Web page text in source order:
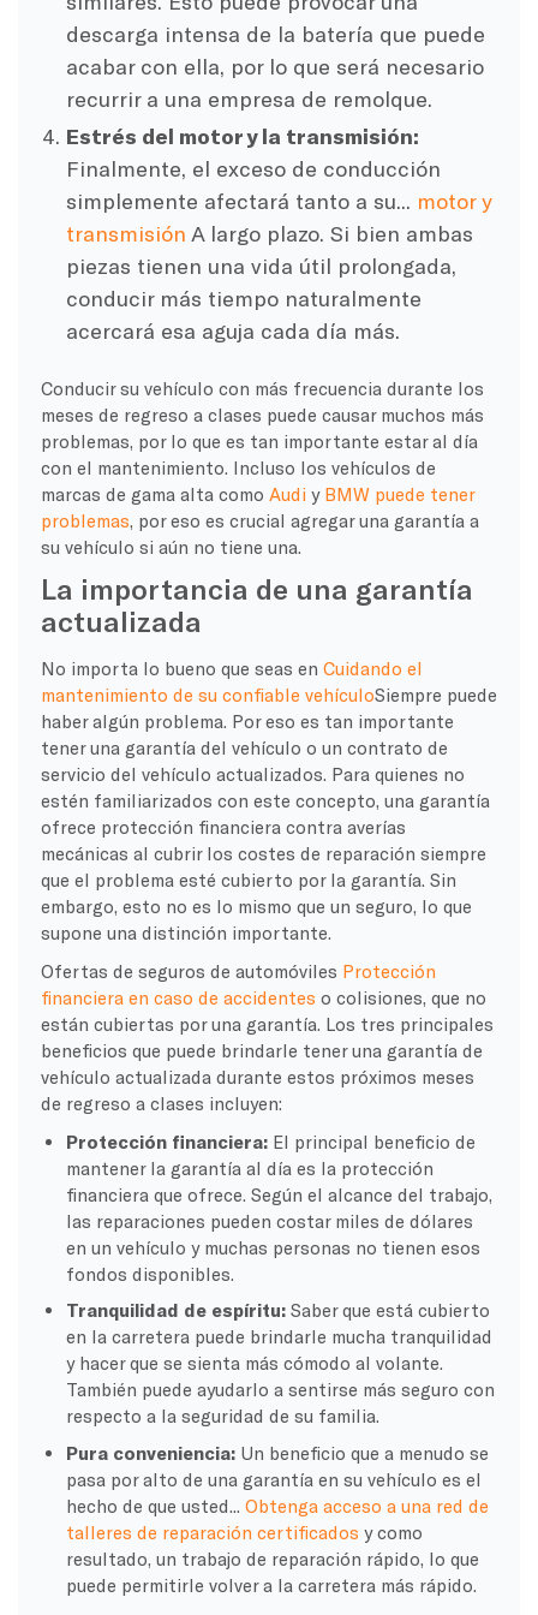
descarga intensa de la batería que puede
acabar con ella, por lo que será necesario
recurrir a una empresa de remolque.
Estrés del motor y la transmisión:
Finalmente, el exceso de conducción
simplemente afectará tanto a su... motor y
transmisión A largo plazo. Si bien ambas
piezas tienen una vida útil prolongada,
conducir más tiempo naturalmente
acercará esa aguja cada día más.
Conducir su vehículo con más frecuencia durante los
meses de regreso a clases puede causar muchos más
problemas, por lo que es tan importante estar al día
con el mantenimiento. Incluso los vehículos de
marcas de gama alta como Audi y BMW puede tener
problemas , por eso es crucial agregar una garantía a
su vehículo si aún no tiene una.
La importancia de una garantía
actualizada
No importa lo bueno que seas en Cuidando el
mantenimiento de su confiable vehículoSiempre puede
haber algún problema. Por eso es tan importante
tener una garantía del vehículo o un contrato de
servicio del vehículo actualizados. Para quienes no
estén familiarizados con este concepto, una garantía
ofrece protección financiera contra averías
mecánicas al cubrir los costes de reparación siempre
que el problema esté cubierto por la garantía. Sin
embargo, esto no es lo mismo que un seguro, lo que
supone una distinción importante.
Ofertas de seguros de automóviles Protección
financiera en caso de accidentes o colisiones, que no
están cubiertas por una garantía. Los tres principales
beneficios que puede brindarle tener una garantía de
vehículo actualizada durante estos próximos meses
de regreso a clases incluyen:
Protección financiera: El principal beneficio de
mantener la garantía al día es la protección
financiera que ofrece. Según el alcance del trabajo,
las reparaciones pueden costar miles de dólares
en un vehículo y muchas personas no tienen esos
fondos disponibles.
Tranquilidad de espíritu: Saber que está cubierto
en la carretera puede brindarle mucha tranquilidad
y hacer que se sienta más cómodo al volante.
También puede ayudarlo a sentirse más seguro con
respecto a la seguridad de su familia.
Pura conveniencia: Un beneficio que a menudo se
pasa por alto de una garantía en su vehículo es el
hecho de que usted...Obtenga acceso a una red de
talleres de reparación certificados y como
resultado, un trabajo de reparación rápido, lo que
puede permitirle volver a la carretera más rápido.